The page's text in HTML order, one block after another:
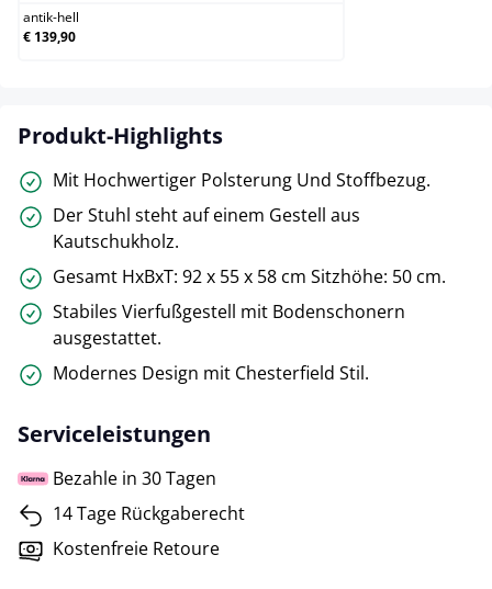
antik-hell
€ 139,90
Produkt-Highlights
Mit Hochwertiger Polsterung Und Stoffbezug.
Der Stuhl steht auf einem Gestell aus
Kautschukholz.
Gesamt HxBxT: 92 x 55 x 58 cm Sitzhöhe: 50 cm.
Stabiles Vierfußgestell mit Bodenschonern
ausgestattet.
Modernes Design mit Chesterfield Stil.
Serviceleistungen
Bezahle in 30 Tagen
14 Tage Rückgaberecht
Kostenfreie Retoure